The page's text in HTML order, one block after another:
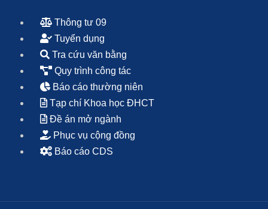
Thông tư 09
Tuyển dụng
Tra cứu văn bằng
Quy trình công tác
Báo cáo thường niên
Tạp chí Khoa học ĐHCT
Đề án mở ngành
Phục vụ cộng đồng
Báo cáo CDS